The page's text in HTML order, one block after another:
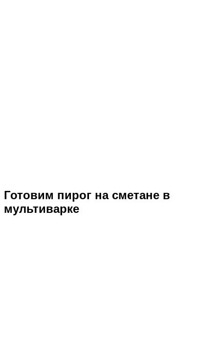
Готовим пирог на сметане в
мультиварке